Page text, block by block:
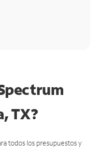
TX?
todos los presupuestos y